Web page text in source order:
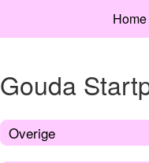
Home
Gouda
Overige